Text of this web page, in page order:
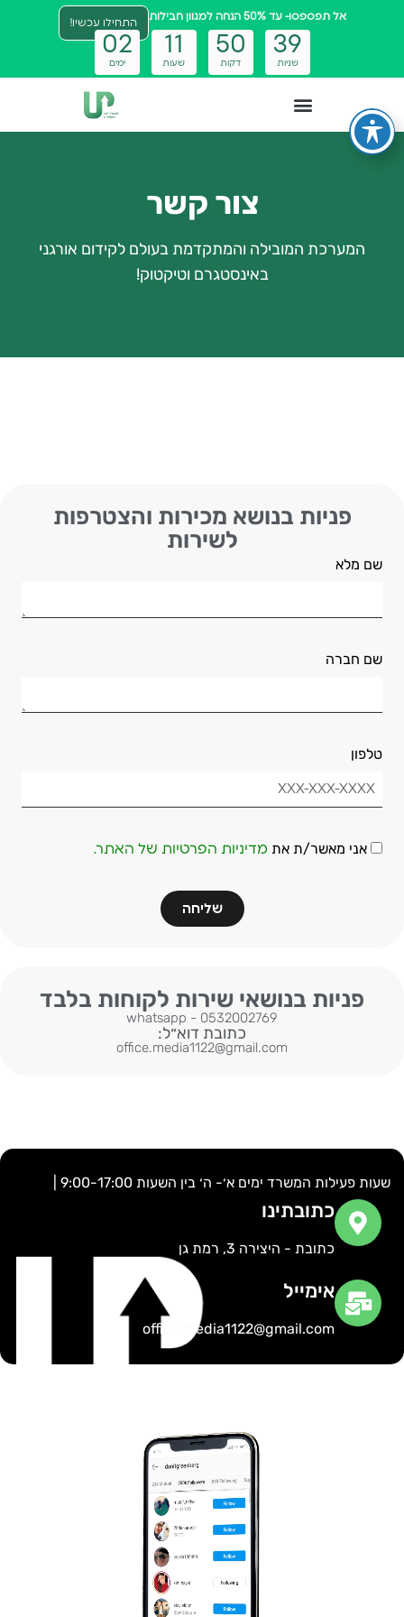
02
ימים
1 1
שעות
50
דקות
39
שניות
אל תפספסו- עד 50% הנחה למגוון חבילות
התחילו עכשיו!
צור קשר
המערכת המובילה והמתקדמת בעולם לקידום אורגני
באינסטגרם וטיקטוק!
פניות בנושא מכירות והצטרפות
לשירות
שם מלא
שם חברה
טלפון
אני מאשר/ת את מדיניות הפרטיות של האתר.
שליחה
פניות בנושאי שירות לקוחות בלבד
whatsapp - 0532002769
כתובת דוא״ל:
office.media1122@gmail.com
שעות פעילות המשרד ימים א׳- ה׳ בין השעות 9:00-17:00 |
כתובתינו
כתובת - היצירה 3, רמת גן
אימייל
office.media1122@gmail.com